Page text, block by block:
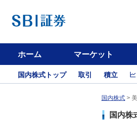
ホーム マーケット
国内株式トップ 取引 積立
国内株式 >
国内株